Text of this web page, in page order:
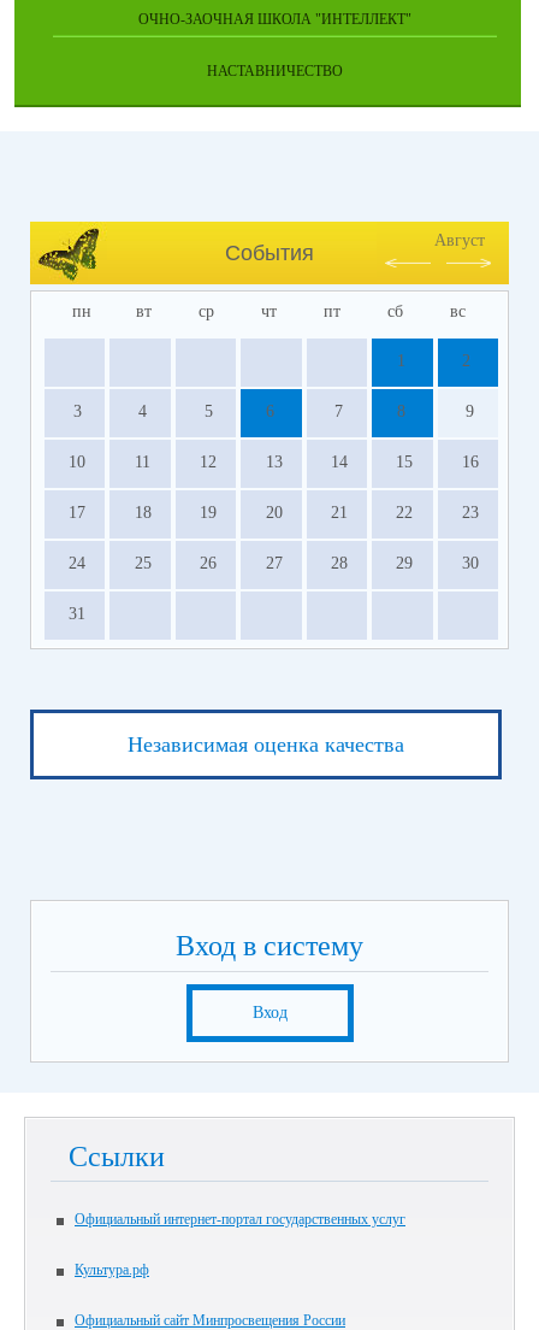
ОЧНО-ЗАОЧНАЯ ШКОЛА "ИНТЕЛЛЕКТ"
НАСТАВНИЧЕСТВО
События
Август
пн вт ср чт пт сб вс
1 2
3 4 5 6 7 8 9
10 11 12 13 14 15 16
17 18 19 20 21 22 23
24 25 26 27 28 29 30
31
Независимая оценка качества
Вход в систему
Вход
Ссылки
Официальный интернет-портал государственных услуг
Культура.рф
Официальный сайт Минпросвещения России